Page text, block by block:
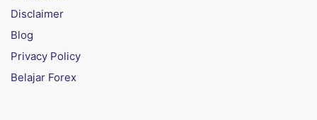
Disclaimer
Blog
Privacy Policy
Belajar Forex